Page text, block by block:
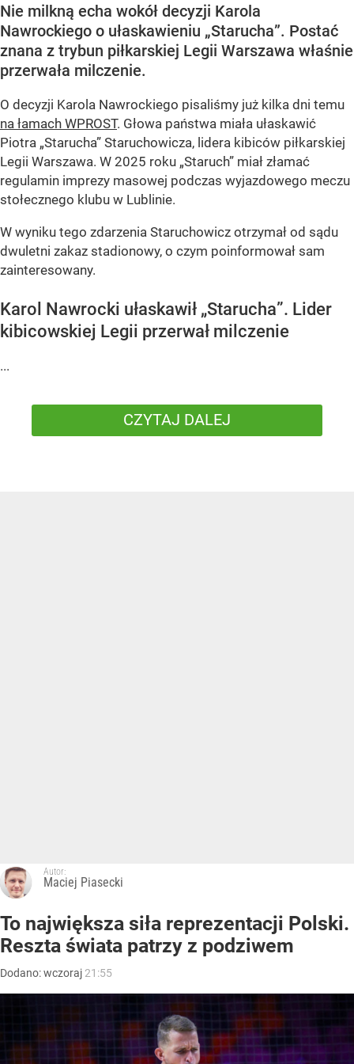
Nie milkną echa wokół decyzji Karola
Nawrockiego o ułaskawieniu „Starucha”. Postać
znana z trybun piłkarskiej Legii Warszawa właśnie
przerwała milczenie.
O decyzji Karola Nawrockiego pisaliśmy już kilka dni temu
na łamach WPROST. Głowa państwa miała ułaskawić
Piotra „Starucha” Staruchowicza, lidera kibiców piłkarskiej
Legii Warszawa. W 2025 roku „Staruch” miał złamać
regulamin imprezy masowej podczas wyjazdowego meczu
stołecznego klubu w Lublinie.
W wyniku tego zdarzenia Staruchowicz otrzymał od sądu
dwuletni zakaz stadionowy, o czym poinformował sam
zainteresowany.
Karol Nawrocki ułaskawił „Starucha”. Lider
kibicowskiej Legii przerwał milczenie
...
CZYTAJ DALEJ
Autor:
Maciej Piasecki
To największa siła reprezentacji Polski.
Reszta świata patrzy z podziwem
Dodano:wczoraj 21:55